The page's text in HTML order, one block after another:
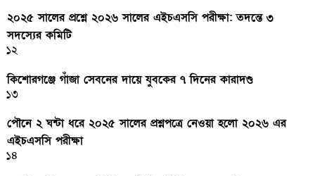
২০২৫ সালের প্রশ্নে ২০২৬ সালের এইচএসসি পরীক্ষা: তদন্তে ৩
সদস্যের কমিটি
১২
কিশোরগঞ্জে গাঁজা সেবনের দায়ে যুবকের ৭ দিনের কারাদণ্ড
১৩
পৌনে ২ ঘন্টা ধরে ২০২৫ সালের প্রশ্নপত্রে নেওয়া হলো ২০২৬ এর
এইচএসসি পরীক্ষা
১৪